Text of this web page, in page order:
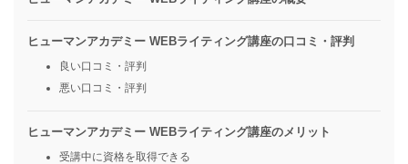
ヒューマンアカデミー WEBライティング講座の口コミ・評判
良い口コミ・評判
悪い口コミ・評判
ヒューマンアカデミー WEBライティング講座のメリット
受講中に資格を取得できる